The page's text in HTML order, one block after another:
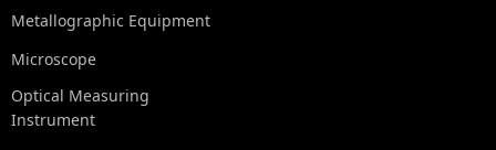
Metallographic Equipment
Microscope
Optical Measuring
Instrument